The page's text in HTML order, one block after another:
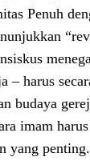
Penuh
– harus
budaya
imam
yang